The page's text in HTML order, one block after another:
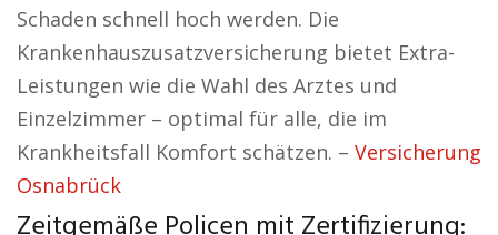
Schaden schnell hoch werden. Die
Krankenhauszusatzversicherung bietet Extra-
Leistungen wie die Wahl des Arztes und
Einzelzimmer – optimal für alle, die im
Krankheitsfall Komfort schätzen. – Versicherung
Osnabrück